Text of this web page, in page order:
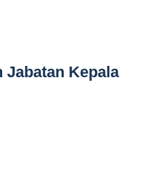
Jabatan Kepala